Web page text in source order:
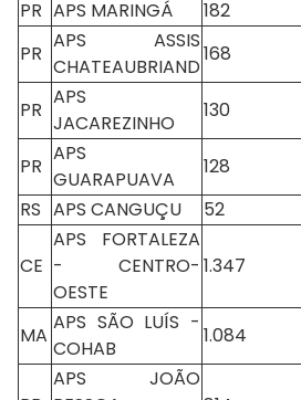
PR APS MARINGÁ 182
PR
APS ASSIS
CHATEAUBRIAND
168
PR
APS
JACAREZINHO
130
PR
APS
GUARAPUAVA
128
RS APS CANGUÇU 52
CE
APS FORTALEZA
- CENTRO-
OESTE
1.347
MA
APS SÃO LUÍS -
COHAB
1.084
APS JOÃO